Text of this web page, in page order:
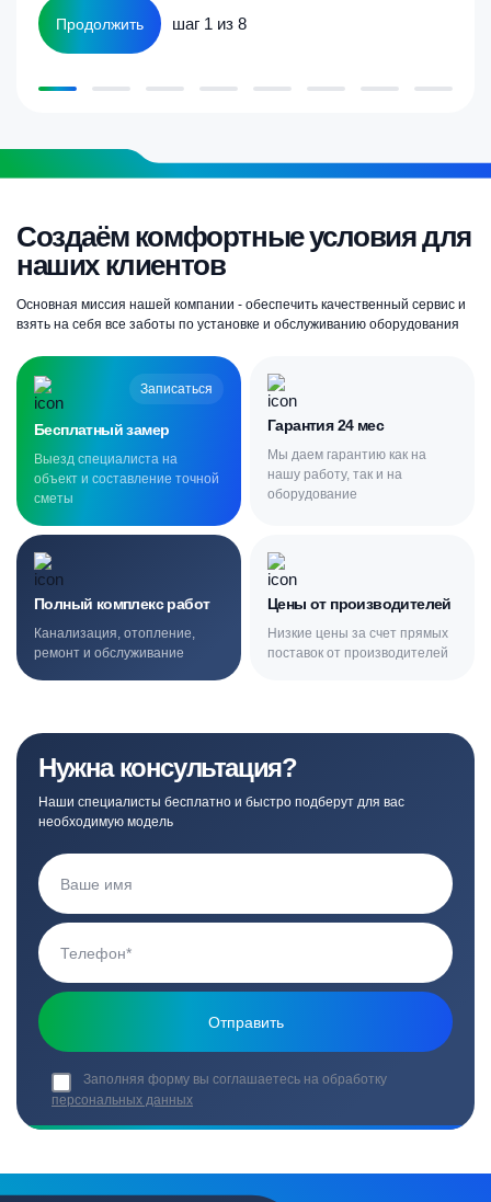
Продолжить шаг 1 из 8
Создаём комфортные условия для
наших клиентов
Основная миссия нашей компании - обеспечить качественный сервис и
взять на себя все заботы по установке и обслуживанию оборудования
Записаться
Бесплатный замер
Выезд специалиста на
объект и составление точной
сметы
Гарантия 24 мес
Мы даем гарантию как на
нашу работу, так и на
оборудование
Полный комплекс работ
Канализация, отопление,
ремонт и обслуживание
Цены от производителей
Низкие цены за счет прямых
поставок от производителей
Нужна консультация?
Наши специалисты бесплатно и быстро подберут для вас
необходимую модель
Заполняя форму вы соглашаетесь на обработку
персональных данных